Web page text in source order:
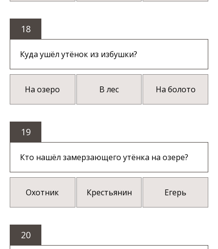
18
Куда ушёл утёнок из избушки?
На озеро В лес На болото
19
Кто нашёл замерзающего утёнка на озере?
Охотник Крестьянин Егерь
20